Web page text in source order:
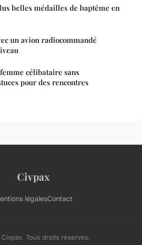
belles médailles de baptême en
un avion radiocommandé
célibataire sans
pour des rencontres
Civpax
légalesContact
Tous droits réservés.